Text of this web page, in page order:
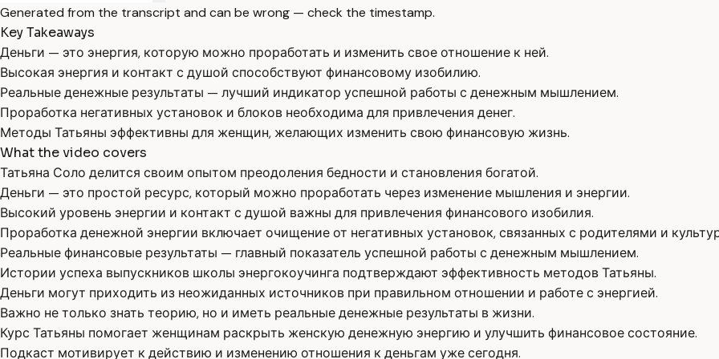
Generated from the transcript and can be wrong — check the timestamp.
Key Takeaways
Деньги — это энергия, которую можно проработать и изменить свое отношение к ней.
Высокая энергия и контакт с душой способствуют финансовому изобилию.
Реальные денежные результаты — лучший индикатор успешной работы с денежным мышлением.
Проработка негативных установок и блоков необходима для привлечения денег.
Методы Татьяны эффективны для женщин, желающих изменить свою финансовую жизнь.
What the video covers
Татьяна Соло делится своим опытом преодоления бедности и становления богатой.
Деньги — это простой ресурс, который можно проработать через изменение мышления и энергии.
Высокий уровень энергии и контакт с душой важны для привлечения финансового изобилия.
Проработка денежной энергии включает очищение от негативных установок, связанных с родителями и
Реальные финансовые результаты — главный показатель успешной работы с денежным мышлением.
Истории успеха выпускников школы энергокоучинга подтверждают эффективность методов Татьяны.
Деньги могут приходить из неожиданных источников при правильном отношении и работе с энергией.
Важно не только знать теорию, но и иметь реальные денежные результаты в жизни.
Курс Татьяны помогает женщинам раскрыть женскую денежную энергию и улучшить финансовое состояние.
Подкаст мотивирует к действию и изменению отношения к деньгам уже сегодня.